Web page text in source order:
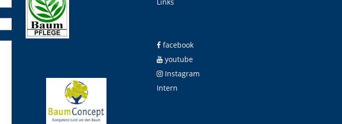
facebook
youtube
Instagram
Intern